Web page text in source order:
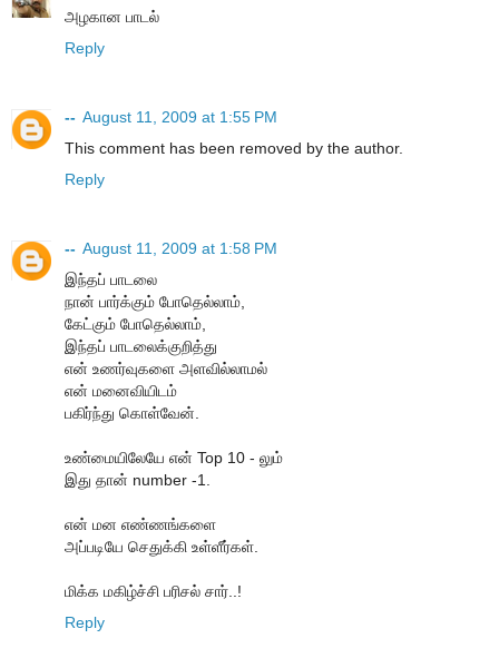
அழகான பாடல்
Reply
-- August 11, 2009 at 1:55 PM
This comment has been removed by the author.
Reply
-- August 11, 2009 at 1:58 PM
இந்தப் பாடலை
நான் பார்க்கும் போதெல்லாம்,
கேட்கும் போதெல்லாம்,
இந்தப் பாடலைக்குறித்து
என் உணர்வுகளை அளவில்லாமல்
என் மனைவியிடம்
பகிர்ந்து கொள்வேன்.
உண்மையிலேயே என் Top 10 - லும்
இது தான் number -1.
என் மன எண்ணங்களை
அப்படியே செதுக்கி உள்ளீர்கள்.
மிக்க மகிழ்ச்சி பரிசல் சார்..!
Reply